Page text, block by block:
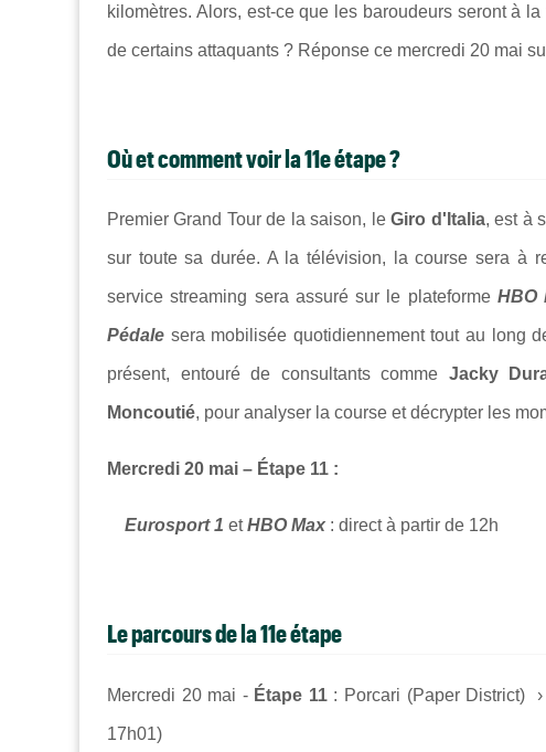
kilomètres. Alors, est-ce que les baroudeurs seront à
de certains attaquants ? Réponse ce mercredi 20 mai
Où et comment voir la 11e étape ?
Premier Grand Tour de la saison, leGiro d'Italia, est à
sur toute sa durée. A la télévision, la course sera à
service streaming sera assuré sur le plateforme HBO
Pédale sera mobilisée quotidiennement tout au long
présent, entouré de consultants comme Jacky
Moncoutié, pour analyser la course et décrypter les
Mercredi 20 mai – Étape 11 :
Eurosport 1 etHBO Max : direct à partir de 12h
Le parcours de la 11e étape
Mercredi 20 mai - Étape 11: Porcari (Paper District)
17h01)